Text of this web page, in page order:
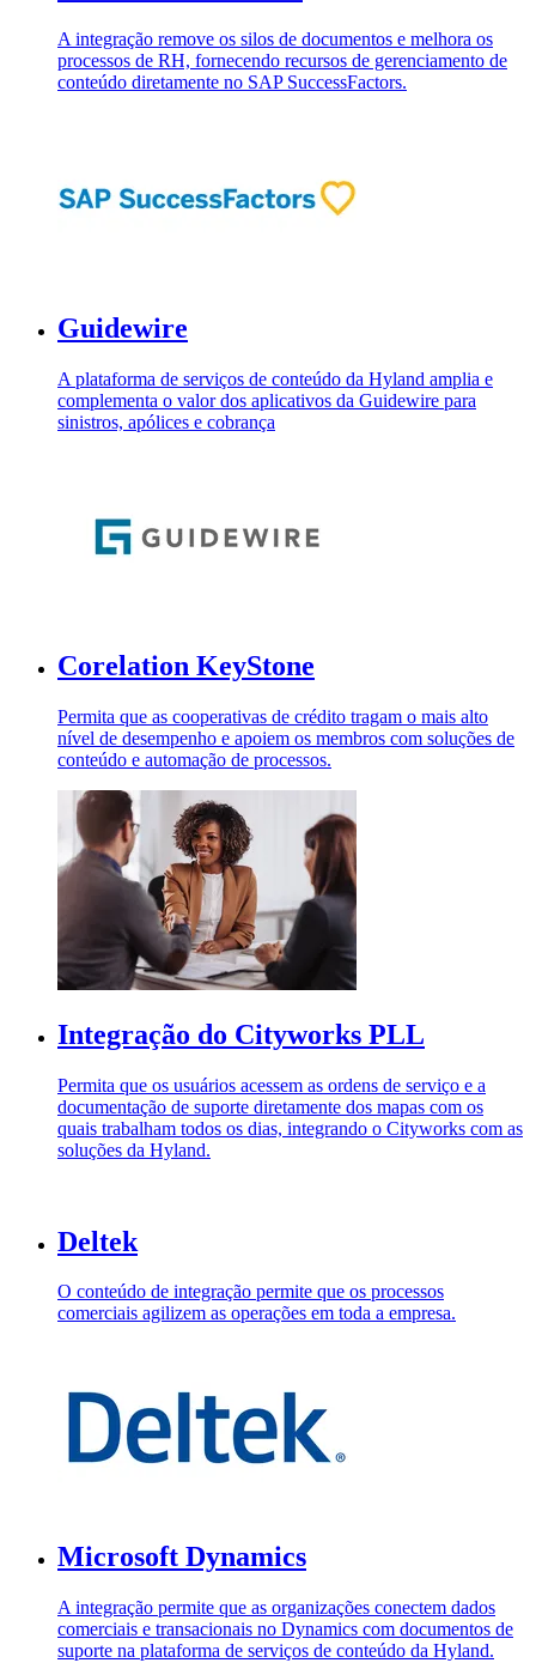
A integração remove os silos de documentos e melhora os
processos de RH, fornecendo recursos de gerenciamento de
conteúdo diretamente no SAP SuccessFactors.
Guidewire
A plataforma de serviços de conteúdo da Hyland amplia e
complementa o valor dos aplicativos da Guidewire para
sinistros, apólices e cobrança
Corelation KeyStone
Permita que as cooperativas de crédito tragam o mais alto
nível de desempenho e apoiem os membros com soluções de
conteúdo e automação de processos.
Integração do Cityworks PLL
Permita que os usuários acessem as ordens de serviço e a
documentação de suporte diretamente dos mapas com os
quais trabalham todos os dias, integrando o Cityworks com as
soluções da Hyland.
Deltek
O conteúdo de integração permite que os processos
comerciais agilizem as operações em toda a empresa.
Microsoft Dynamics
A integração permite que as organizações conectem dados
comerciais e transacionais no Dynamics com documentos de
suporte na plataforma de serviços de conteúdo da Hyland.